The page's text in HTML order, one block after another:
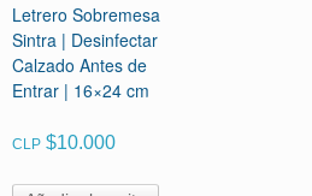
Letrero Sobremesa
Sintra | Desinfectar
Calzado Antes de
Entrar | 16×24 cm
CLP $10.000